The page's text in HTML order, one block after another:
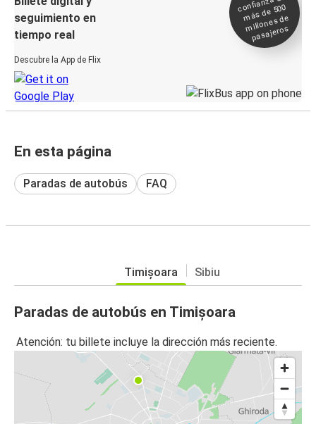
seguimiento en
tiempo real
Descubre la App de Flix
más de 500
millones de
pasajeros
En esta página
Paradas de autobús FAQ
Timișoara Sibiu
Paradas de autobús en Timișoara
Atención: tu billete incluye la dirección más reciente.